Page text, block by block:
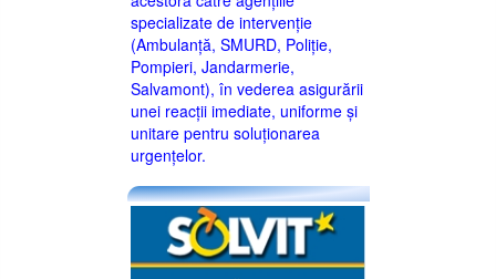
specializate de intervenție
(Ambulanță, SMURD, Poliție,
Pompieri, Jandarmerie,
Salvamont), în vederea asigurării
unei reacții imediate, uniforme și
unitare pentru soluționarea
urgențelor.